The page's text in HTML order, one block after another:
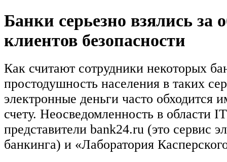
Банки серьезно взялись за
клиентов безопасности
Как считают сотрудники некоторых
простодушность населения в таких
электронные деньги часто обходится
счету. Неосведомленность в области
представители bank24.ru (это сервис
банкинга) и «Лаборатория